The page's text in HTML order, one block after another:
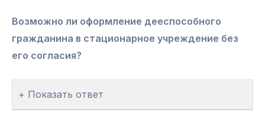
Возможно ли оформление дееспособного
гражданина в стационарное учреждение без
его согласия?
Показать ответ